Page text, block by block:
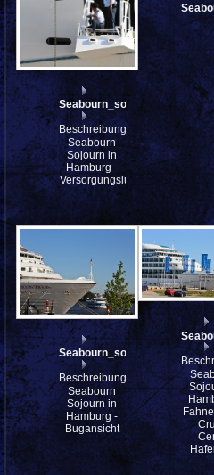
Seabourn_sojourn_IMG_8752
Beschreibung:
Seabourn
Sojourn in
Hamburg -
Versorgungsluke
Seabourn_sojourn_IMG_8692
Beschreibung:
Seabourn
Sojourn in
Hamburg -
Bugansicht